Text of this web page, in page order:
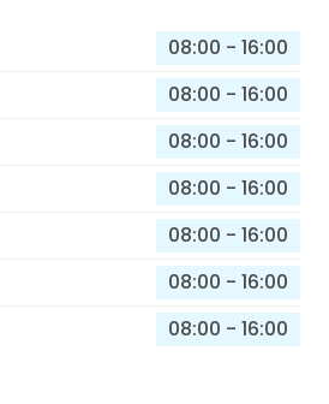
08:00 - 16:00
08:00 - 16:00
08:00 - 16:00
08:00 - 16:00
08:00 - 16:00
08:00 - 16:00
08:00 - 16:00